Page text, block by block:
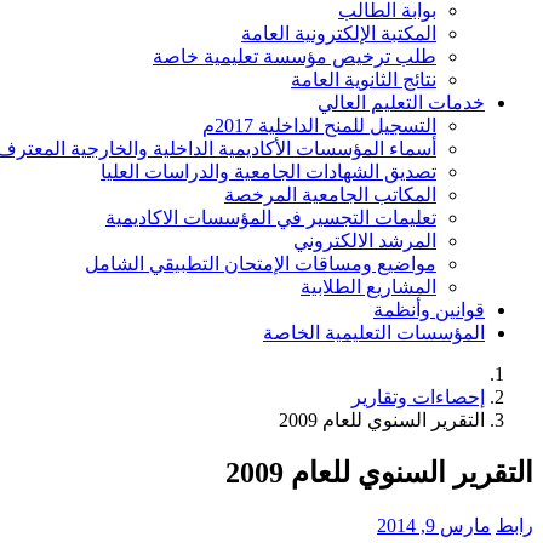
بوابة الطالب
المكتبة الإلكترونية العامة
طلب ترخيص مؤسسة تعليمية خاصة
نتائج الثانوية العامة
خدمات التعليم العالي
التسجيل للمنح الداخلية 2017م
أسماء المؤسسات الأكاديمية الداخلية والخارجية
تصديق الشهادات الجامعية والدراسات العليا
المكاتب الجامعية المرخصة
تعليمات التجسير في المؤسسات الاكاديمية
المرشد الالكتروني
مواضيع ومساقات الإمتحان التطبيقي الشامل
المشاريع الطلابية
قوانين وأنظمة
المؤسسات التعليمية الخاصة
إحصاءات وتقارير
التقرير السنوي للعام 2009
التقرير السنوي للعام 2009
رابط مارس 9, 2014